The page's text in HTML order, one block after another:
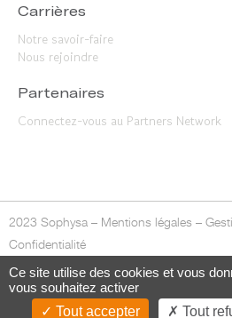
Carrières
Notre savoir-faire
Nous rejoindre
Partenaires
Connectez-vous au Partners Network
2023 Sophysa – Mentions légales –
Confidentialité
Ce site utilise des cookies et vous
vous souhaitez activer
Tout accepter
Tout